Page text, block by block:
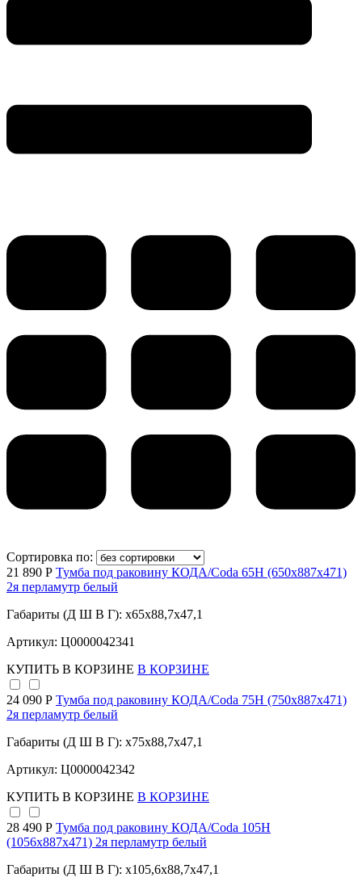
Сортировка по:
21 890 Р Тумба под раковину КОДА/Coda 65Н (650х887х471)
2я перламутр белый
Габариты (Д Ш В Г): x65x88,7x47,1
Артикул: Ц0000042341
КУПИТЬ В КОРЗИНЕ В КОРЗИНЕ
24 090 Р Тумба под раковину КОДА/Coda 75Н (750х887х471)
2я перламутр белый
Габариты (Д Ш В Г): x75x88,7x47,1
Артикул: Ц0000042342
КУПИТЬ В КОРЗИНЕ В КОРЗИНЕ
28 490 Р Тумба под раковину КОДА/Coda 105Н
(1056х887х471) 2я перламутр белый
Габариты (Д Ш В Г): x105,6x88,7x47,1